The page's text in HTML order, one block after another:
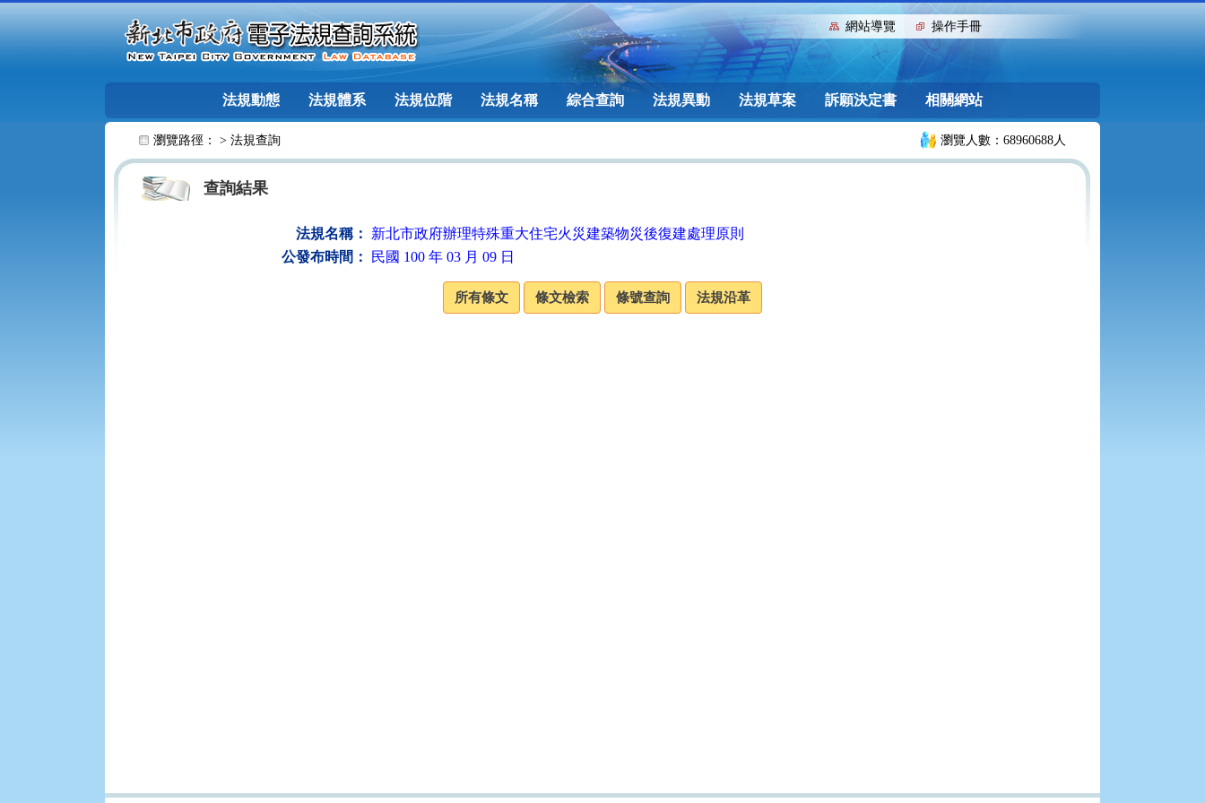
::: 網站導覽 操作手冊
法規動態 法規體系 法規位階 法規名稱 綜合查詢 法規異動 法規草案 訴願決定書 相關網站
瀏覽路徑： > 法規查詢 瀏覽人數：68960688人
查詢結果
法規名稱：
新北市政府辦理特殊重大住宅火災建築物災後復建處理原則
公發布時間：
民國 100 年 03 月 09 日